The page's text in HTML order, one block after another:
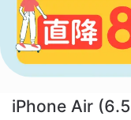
iPhone Air